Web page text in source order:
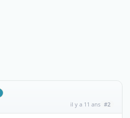
il y a 11 ans #2